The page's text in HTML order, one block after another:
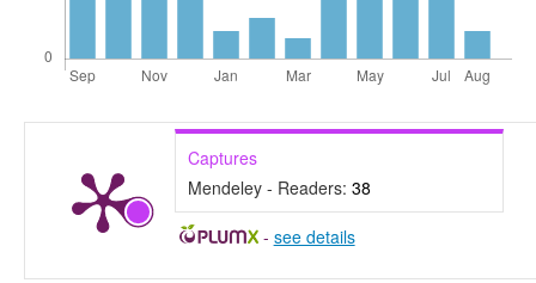
Captures
Mendeley - Readers: 38
- see details